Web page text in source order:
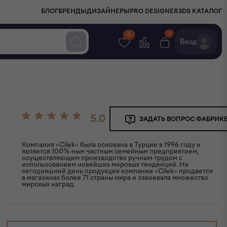
БЛОГ БРЕНДЫ ДИЗАЙНЕРЫ PRO DESIGNER3DS КАТАЛОГ
0 0
Вход
5.0 ЗАДАТЬ ВОПРОС
Компания «Cilek» была основана в Турции в 1996 году и
является 100%-ным частным семейным предприятием,
осуществляющим производство ручным трудом с
использованием новейших мировых тенденций. На
сегодняшний день продукция компании «Cilek» продается
в магазинах более 71 страны мира и завоевала множество
мировых наград.